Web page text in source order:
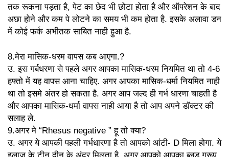
तक रूकना पड़ता है, पेट का छेद भी छोटा होता है और ऑपरेशन के बाद
अछा होने और कम पे लोटने का समय भी कम होता है. इसके अलावा डन
में कोई फर्क अभीतक साबित नाही हुआ है.
8.मेरा मासिक-धरम वापस कब आएगा.?
उ. इस गर्बधरणा से पहले अगर आपका मासिक-धरम नियमित था तो 4-6
हफ्तो में यह वापस आना चाहिए. अगर आपका मासिक-धर्मा नियमित नाही
था तो इसमे अंतर हो सकता है. अगर आप जल्द ही गर्भ धारणा चाहती है
और आपका मासिक-धर्मा वापस नाही आया है तो आप अपने डॉक्टर की
सलाह ले.
9.अगर मे “Rhesus negative ” हू तो क्या?
उ. अगर ये आपकी पहली गर्भधारणा है तो आपको आंटी- D मिला होगा. ये
इलाज के टीन दीन के अंदर मिलता है. अगर आपको आपका ब्लड ग्रूप